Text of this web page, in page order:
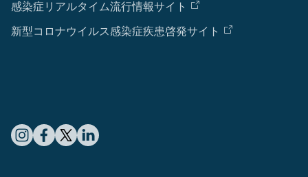
感染症リアルタイム流行情報サイト
新型コロナウイルス感染症疾患啓発サイト